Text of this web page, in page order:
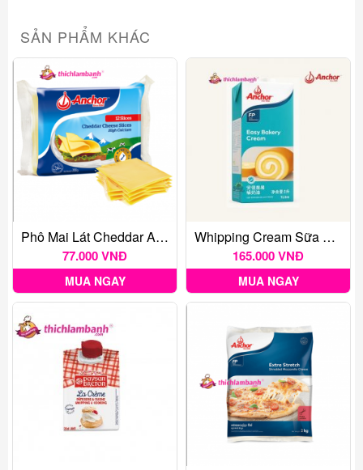
SẢN PHẨM KHÁC
Phô Mai Lát Cheddar Anchor (Gói 200GR)
77.000 VNĐ
MUA NGAY
Whipping Cream Sữa Tươi Chuyên Dụng Anchor Easy Bakery Cream
165.000 VNĐ
MUA NGAY